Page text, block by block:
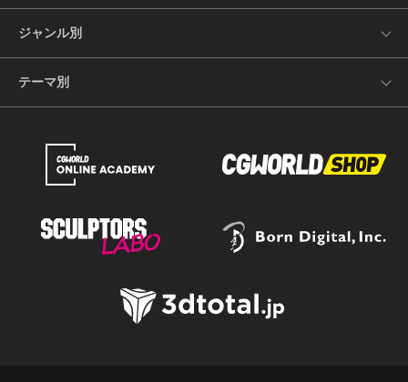
ジャンル別
テーマ別